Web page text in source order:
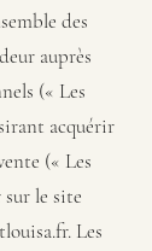
des
auprès
(« Les
acquérir
(« Les
le site
. Les